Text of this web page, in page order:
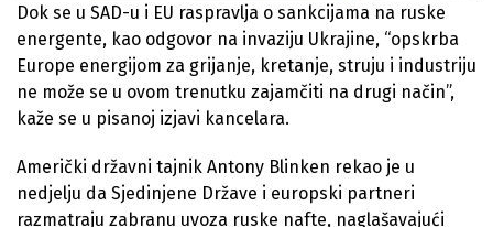
Dok se u SAD-u i EU raspravlja o sankcijama na ruske
energente, kao odgovor na invaziju Ukrajine, “opskrba
Europe energijom za grijanje, kretanje, struju i industriju
ne može se u ovom trenutku zajamčiti na drugi način”,
kaže se u pisanoj izjavi kancelara.
Američki državni tajnik Antony Blinken rekao je u
nedjelju da Sjedinjene Države i europski partneri
razmatraju zabranu uvoza ruske nafte, naglašavajući